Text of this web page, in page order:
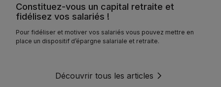
Constituez-vous un capital retraite et
fidélisez vos salariés !
Pour fidéliser et motiver vos salariés vous pouvez mettre en
place un dispositif d’épargne salariale et retraite.
Découvrir tous les articlesDécouvrir tous les articles